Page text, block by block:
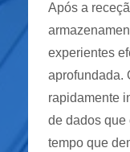
Após a
experientes
aprofundada.
rapidamente
de dados que
tempo que